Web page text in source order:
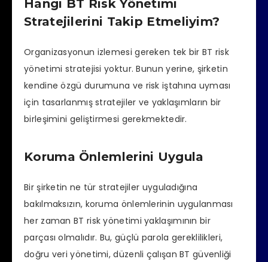
Hangi BT Risk Yönetimi
Stratejilerini Takip Etmeliyim?
Organizasyonun izlemesi gereken tek bir BT risk
yönetimi stratejisi yoktur. Bunun yerine, şirketin
kendine özgü durumuna ve risk iştahına uyması
için tasarlanmış stratejiler ve yaklaşımların bir
birleşimini geliştirmesi gerekmektedir.
Koruma Önlemlerini Uygula
Bir şirketin ne tür stratejiler uyguladığına
bakılmaksızın, koruma önlemlerinin uygulanması
her zaman BT risk yönetimi yaklaşımının bir
parçası olmalıdır. Bu, güçlü parola gereklilikleri,
doğru veri yönetimi, düzenli çalışan BT güvenliği